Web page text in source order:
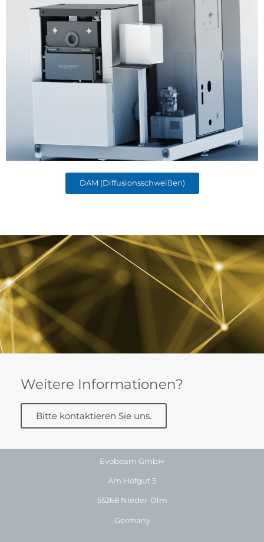
DAM (Diffusionsschweißen)
Weitere Informationen?
Bitte kontaktieren Sie uns.
Evobeam GmbH
Am Hofgut 5
55268 Nieder-Olm
Germany